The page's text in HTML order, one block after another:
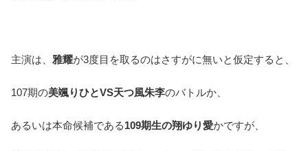
主演は、 雅耀が3度目を取るのはさすがに無いと仮定すると、
107期の美颯りひとVS天つ風朱李のバトルか、
あるいは本命候補である109期生の翔ゆり愛かですが、